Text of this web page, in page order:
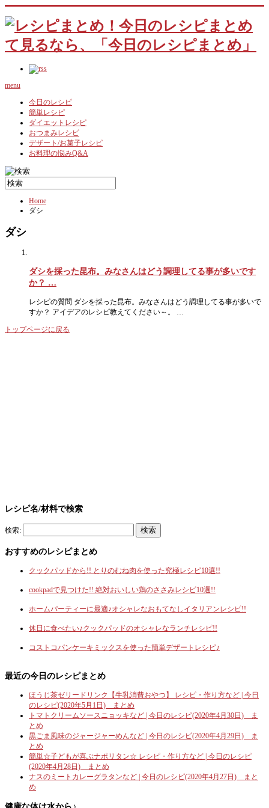
menu
今日のレシピ
簡単レシピ
ダイエットレシピ
おつまみレシピ
デザート/お菓子レシピ
お料理の悩みQ&A
Home
ダシ
ダシ
ダシを採った昆布。みなさんはどう調理してる事が多いです
か？ …
レシピの質問 ダシを採った昆布。みなさんはどう調理してる事が多いで
すか？ アイデアのレシピ教えてください～。 …
トップページに戻る
レシピ名/材料で検索
検索:
おすすめのレシピまとめ
クックパッドから!! とりのむね肉を使った究極レシピ10選!!
cookpadで見つけた!! 絶対おいしい鶏のささみレシピ10選!!
ホームパーティーに最適♪オシャレなおもてなしイタリアンレシピ!!
休日に食べたい♪クックパッドのオシャレなランチレシピ!!
コストコパンケーキミックスを使った簡単デザートレシピ♪
最近の今日のレシピまとめ
ほうじ茶ゼリードリンク【牛乳消費おやつ】 レシピ・作り方など | 今日
のレシピ(2020年5月1日) まとめ
トマトクリームソースニョッキなど | 今日のレシピ(2020年4月30日) ま
とめ
黒ごま風味のジャージャーめんなど | 今日のレシピ(2020年4月29日) ま
とめ
簡単☆子どもが喜ぶナポリタン☆ レシピ・作り方など | 今日のレシピ
(2020年4月28日) まとめ
ナスのミートカレーグラタンなど | 今日のレシピ(2020年4月27日) まと
め